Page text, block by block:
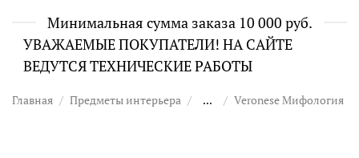
Минимальная сумма заказа 10 000 руб.
УВАЖАЕМЫЕ ПОКУПАТЕЛИ! НА САЙТЕ
ВЕДУТСЯ ТЕХНИЧЕСКИЕ РАБОТЫ
Главная Предметы интерьера ... Veronese Мифология